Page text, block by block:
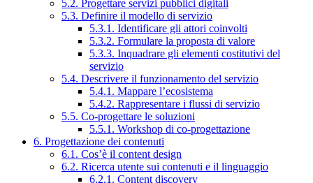
5.2. Progettare servizi pubblici digitali
5.3. Definire il modello di servizio
5.3.1. Identificare gli attori coinvolti
5.3.2. Formulare la proposta di valore
5.3.3. Inquadrare gli elementi costitutivi del
servizio
5.4. Descrivere il funzionamento del servizio
5.4.1. Mappare l’ecosistema
5.4.2. Rappresentare i flussi di servizio
5.5. Co-progettare le soluzioni
5.5.1. Workshop di co-progettazione
6. Progettazione dei contenuti
6.1. Cos’è il content design
6.2. Ricerca utente sui contenuti e il linguaggio
6.2.1. Content discovery